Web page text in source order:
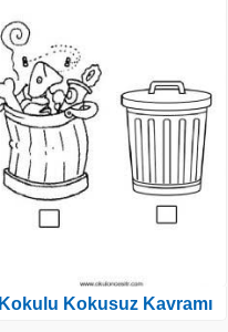
Kokulu Kokusuz Kavramı